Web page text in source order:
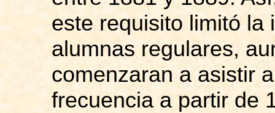
este requisito limitó
alumnas regulares,
comenzaran a asistir
frecuencia a partir de